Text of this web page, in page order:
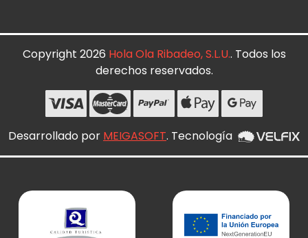
Copyright 2026 Hola Ola Ribadeo, S.L.U.. Todos los
derechos reservados.
Desarrollado por MEIGASOFT. Tecnología